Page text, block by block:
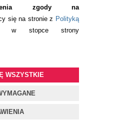
zgody na
się na stronie z Polityką
w stopce strony
WSZYSTKIE
.PL | soczewki kontaktowe i płyny